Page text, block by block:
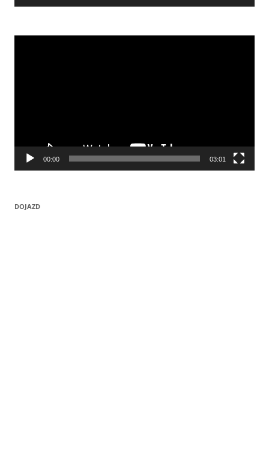
Odtwarzacz
00:00 03:01
DOJAZD